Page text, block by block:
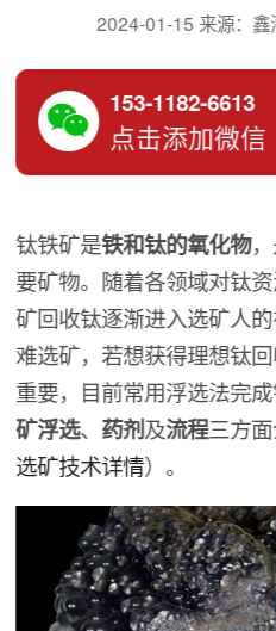
2024-01-15 来源：
153-1182-6613
点击添加微信
钛铁矿是铁和钛的氧化物
要矿物。随着各领域对钛
矿回收钛逐渐进入选矿人
难选矿，若想获得理想钛
重要，目前常用浮选法完
矿浮选、 药剂及流程三方
选矿技术详情）。